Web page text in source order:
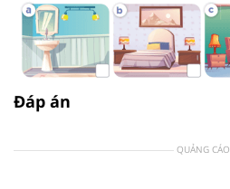
Đáp án
QUẢNG CÁO